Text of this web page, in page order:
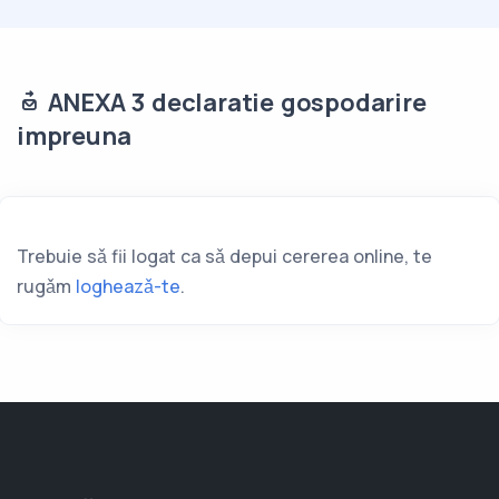
ANEXA 3 declaratie gospodarire
impreuna
Trebuie sǎ fii logat ca sǎ depui cererea online, te
rugǎm logheazǎ-te.